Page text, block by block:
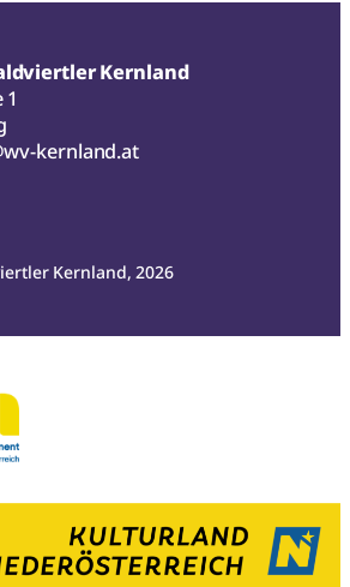
Kernland
kernland.at
Kernland, 2026